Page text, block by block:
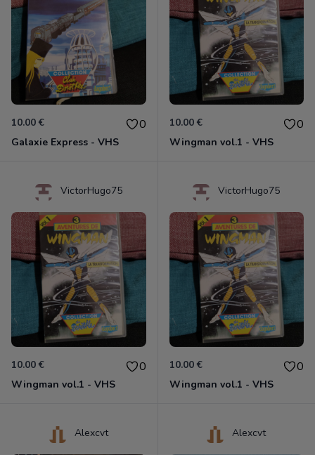
10.00 € 0
Galaxie Express - VHS
10.00 € 0
Wingman vol.1 - VHS
VictorHugo75
10.00 € 0
Wingman vol.1 - VHS
VictorHugo75
10.00 € 0
Wingman vol.1 - VHS
Alexcvt Alexcvt